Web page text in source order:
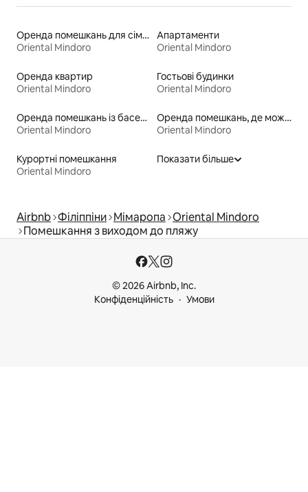
Оренда помешкань для сімей
Oriental Mindoro
Апартаменти
Oriental Mindoro
Оренда квартир
Oriental Mindoro
Гостьові будинки
Oriental Mindoro
Оренда помешкань із басейном
Oriental Mindoro
Оренда помешкань, де можна перебувати з домашніми тваринами
Oriental Mindoro
Курортні помешкання
Oriental Mindoro
Показати більше
Airbnb Філіппіни Мімаропа Oriental Mindoro
Помешкання з виходом до пляжу
© 2026 Airbnb, Inc.
Конфіденційність
Умови